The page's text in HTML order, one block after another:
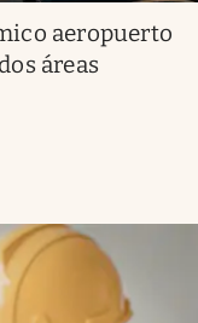
aeropuerto
áreas